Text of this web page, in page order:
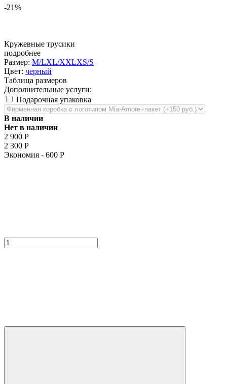
-21%
Кружевные трусики
подробнее
Размер: M/LXL/XXLXS/S
Цвет: черный
Таблица размеров
Дополнительные услуги:
Подарочная упаковка
В наличии
Нет в наличии
2 900 Р
2 300 Р
Экономия - 600 Р